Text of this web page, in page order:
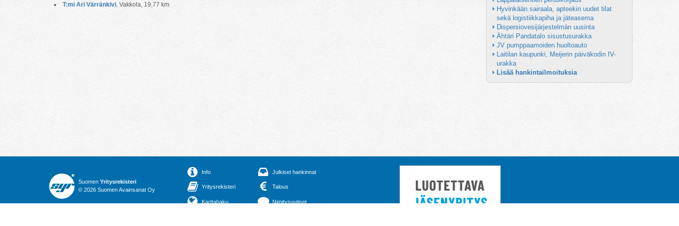
T:mi Ari Värränkivi, Vakkola, 19,77 km
Hyvinkään sairaala, apteekin uudet tilat
sekä logistiikkapiha ja jäteasema
Dispersiovesijärjestelmän uusinta
Ähtäri Pandatalo sisustusurakka
JV pumppaamoiden huoltoauto
Laitilan kaupunki, Meijerin päiväkodin IV-
urakka
Lisää hankintailmoituksia
Suomen Yritysrekisteri
© 2026 Suomen Avainsanat Oy
Info
Yritysrekisteri
Karttahaku
Julkiset hankinnat
Talous
Nimitysuutiset